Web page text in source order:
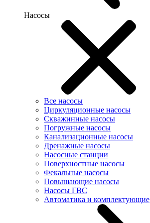
Насосы
Все насосы
Циркуляционные насосы
Скважинные насосы
Погружные насосы
Канализационные насосы
Дренажные насосы
Насосные станции
Поверхностные насосы
Фекальные насосы
Повышающие насосы
Насосы ГВС
Автоматика и комплектующие